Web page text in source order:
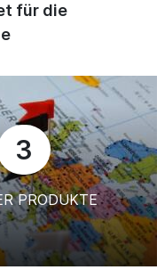
für die
3
PRODUKTE